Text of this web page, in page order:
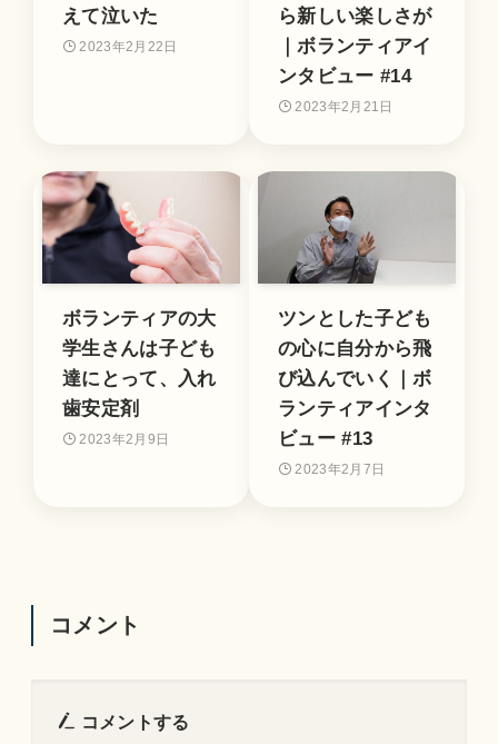
えて泣いた
2023年2月22日
ら新しい楽しさが
｜ボランティアイ
ンタビュー #14
2023年2月21日
ボランティアの大
学生さんは子ども
達にとって、入れ
歯安定剤
2023年2月9日
ツンとした子ども
の心に自分から飛
び込んでいく｜ボ
ランティアインタ
ビュー #13
2023年2月7日
コメント
コメントする